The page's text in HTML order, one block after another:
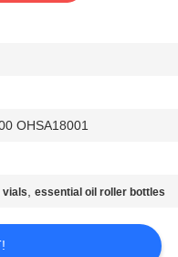
OHSA18001
vials,essential oil roller bottles